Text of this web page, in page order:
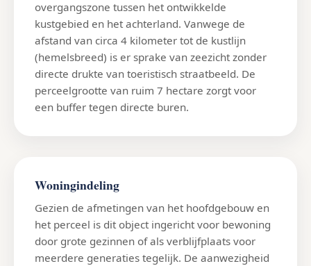
overgangszone tussen het ontwikkelde
kustgebied en het achterland. Vanwege de
afstand van circa 4 kilometer tot de kustlijn
(hemelsbreed) is er sprake van zeezicht zonder
directe drukte van toeristisch straatbeeld. De
perceelgrootte van ruim 7 hectare zorgt voor
een buffer tegen directe buren.
Woningindeling
Gezien de afmetingen van het hoofdgebouw en
het perceel is dit object ingericht voor bewoning
door grote gezinnen of als verblijfplaats voor
meerdere generaties tegelijk. De aanwezigheid